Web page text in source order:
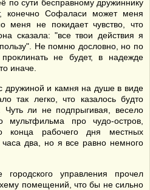
по сути бесправному дружиннику
конечно Софаласи может меня
меня не покидает чувство, что
сказала: "все твои действия я
Не помню дословно, но по
не будет, в надежде
иначе.
дружиной и камня на душе в виде
так легко, что казалось будто
ли не подпрыгивая, весело
мультфильма про чудо-остров,
конца рабочего дня местных
два, но я все равно немного
управления прочел
помещений, что бы не сильно